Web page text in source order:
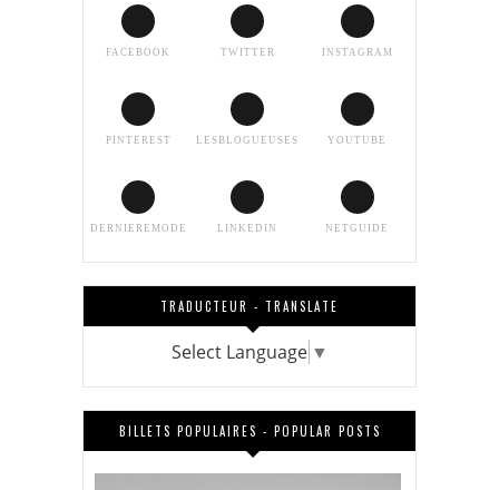
FACEBOOK TWITTER INSTAGRAM
PINTEREST LESBLOGUEUSES YOUTUBE
DERNIEREMODE LINKEDIN NETGUIDE
TRADUCTEUR - TRANSLATE
Select Language ▼
BILLETS POPULAIRES - POPULAR POSTS